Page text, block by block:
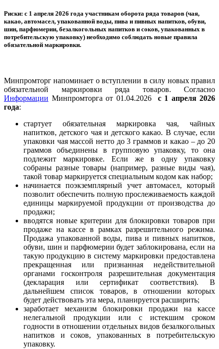
Риски: с 1 апреля 2026 года участникам оборота ряда товаров (чая,
какао, автомасел, упакованной воды, пива и пивных напитков, обуви,
шин, парфюмерии, безалкогольных напитков и соков, упакованных в
потребительскую упаковку) необходимо соблюдать новые правила
обязательной маркировки.
Минпромторг напоминает о вступлении в силу новых правил
обязательной маркировки ряда товаров. Согласно
Информации Минпромторга от 01.04.2026 с 1 апреля 2026
года:
стартует обязательная маркировка чая, чайных
напитков, детского чая и детского какао. В случае, если
упаковки чая массой нетто до 3 граммов и какао – до 20
граммов объединены в групповую упаковку, то она
подлежит маркировке. Если же в одну упаковку
собраны разные товары (например, разные виды чая),
такой товар маркируется специальным кодом как набор;
начинается поэкземплярный учет автомасел, который
позволит обеспечить полную прослеживаемость каждой
единицы маркируемой продукции от производства до
продажи;
вводятся новые критерии для блокировки товаров при
продаже на кассе в рамках разрешительного режима.
Продажа упакованной воды, пива и пивных напитков,
обуви, шин и парфюмерии будет заблокирована, если на
такую продукцию в систему маркировки предоставлена
прекращенная или признанная недействительной
органами госконтроля разрешительная документация
(декларация или сертификат соответствия). В
дальнейшем список товаров, в отношении которых
будет действовать эта мера, планируется расширить;
заработает механизм блокировки продажи на кассе
нелегальной продукции или с истекшим сроком
годности в отношении отдельных видов безалкогольных
напитков и соков, упакованных в потребительскую
упаковку.